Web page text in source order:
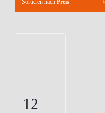
Sortieren nach Preis
12